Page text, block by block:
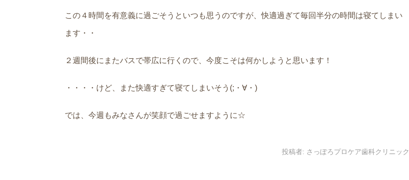
この４時間を有意義に過ごそうといつも思うのですが、快適過ぎて毎回半分の時間は寝てしまい
ます・・
２週間後にまたバスで帯広に行くので、今度こそは何かしようと思います！
・・・・けど、また快適すぎて寝てしまいそう(;・∀・)
では、今週もみなさんが笑顔で過ごせますように☆
投稿者: さっぽろプロケア歯科クリニック